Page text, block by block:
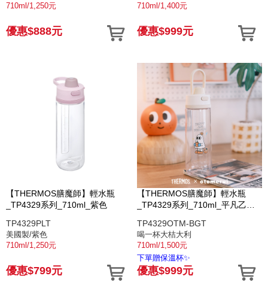
710ml/1,250元
優惠$888元
710ml/1,400元
優惠$999元
【THERMOS膳魔師】輕水瓶
_TP4329系列_710ml_紫色
TP4329PLT
美國製/紫色
710ml/1,250元
優惠$799元
【THERMOS膳魔師】輕水瓶
_TP4329系列_710ml_平凡乙女
TP4329OTM-BGT
喝一杯大桔大利
710ml/1,500元
下單贈保溫杯✨
優惠$999元